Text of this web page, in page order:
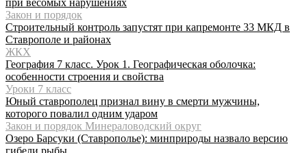
Закон и порядок
Строительный контроль запустят при капремонте 33 МКД в
Ставрополе и районах
ЖКХ
География 7 класс. Урок 1. Географическая оболочка:
особенности строения и свойства
Уроки 7 класс
Юный ставрополец признал вину в смерти мужчины,
которого повалил одним ударом
Закон и порядок Минераловодский округ
Озеро Барсуки (Ставрополье): минприроды назвало версию
гибели рыбы